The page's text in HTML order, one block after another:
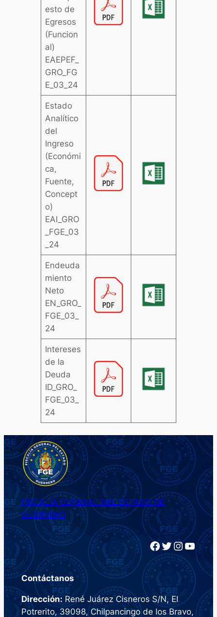
esto de
Egresos
(Funcion
al)
EAEPEF_
GRO_FG
E_03_24
Estado
Analítico
del
Ingreso
(Económi
ca,
Fuente,
Concept
o)
EAI_GRO
_FGE_03
_24
Endeuda
miento
Neto
EN_GRO_
FGE_03_
24
Intereses
de la
Deuda
ID_GRO_
FGE_03_
24
FISCALÍA GENERAL DEL ESTADO DE
GUERRERO
Facebook Twitter InstagramYouTube
Contáctanos
Dirección: René Juárez Cisneros S/N, El
Potrerito, 39098, Chilpancingo de los Bravo,